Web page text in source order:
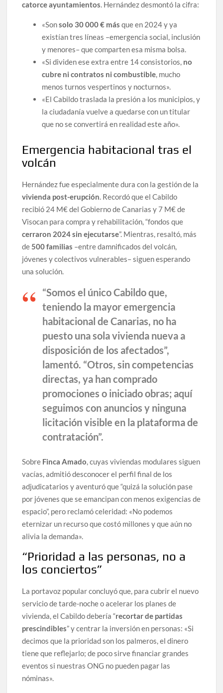
catorce ayuntamientos. Hernández desmontó la cifra:
«Sonsolo 30 000 € más que en 2024 y ya
existían tres líneas –emergencia social, inclusión
y menores– que comparten esa misma bolsa.
«Si dividen ese extra entre 14 consistorios, no
cubre ni contratos ni combustible, mucho
menos turnos vespertinos y nocturnos».
«El Cabildo traslada la presión a los municipios, y
la ciudadanía vuelve a quedarse con un titular
que no se convertirá en realidad este año».
Emergencia habitacional tras el
volcán
Hernández fue especialmente dura con la gestión de la
vivienda post-erupción. Recordó que el Cabildo
recibió 24 M€ del Gobierno de Canarias y 7 M€ de
Visocan para compra y rehabilitación, “fondos que
cerraron 2024 sin ejecutarse”. Mientras, resaltó, más
de500 familias –entre damnificados del volcán,
jóvenes y colectivos vulnerables– siguen esperando
una solución.
“Somos el único Cabildo que,
teniendo la mayor emergencia
habitacional de Canarias, no ha
puesto una sola vivienda nueva a
disposición de los afectados”,
lamentó. “Otros, sin competencias
directas, ya han comprado
promociones o iniciado obras; aquí
seguimos con anuncios y ninguna
licitación visible en la plataforma de
contratación”.
Sobre Finca Amado, cuyas viviendas modulares siguen
vacías, admitió desconocer el perfil final de los
adjudicatarios y aventuró que “quizá la solución pase
por jóvenes que se emancipan con menos exigencias de
espacio”, pero reclamó celeridad: «No podemos
eternizar un recurso que costó millones y que aún no
alivia la demanda».
“Prioridad a las personas, no a
los conciertos”
La portavoz popular concluyó que, para cubrir el nuevo
servicio de tarde-noche o acelerar los planes de
vivienda, el Cabildo debería “recortar de partidas
prescindibles” y centrar la inversión en personas: «Si
decimos que la prioridad son los palmeros, el dinero
tiene que reflejarlo; de poco sirve financiar grandes
eventos si nuestras ONG no pueden pagar las
nóminas».